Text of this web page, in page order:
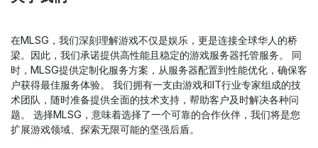
在MLSG，我们深刻理解游戏不仅是娱乐，更是连接全球华人的桥
梁。因此，我们承诺提供高性能且稳定的游戏服务器托管服务。 同
时，MLSG提供定制化服务方案，从服务器配置到性能优化，确保客
户获得最佳服务体验。 我们拥有一支由游戏和IT行业专家组成的技
术团队，随时准备提供全面的技术支持，帮助客户及时解决各种问
题。 选择MLSG，意味着选择了一个可靠的合作伙伴，我们将是您
扩展游戏领域、探索无限可能的坚强后盾。